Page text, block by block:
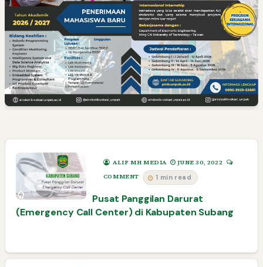
ALIF MH MEDIA
JUNE 30, 2022
COMMENT
1 min read
Pusat Panggilan Darurat
(Emergency Call Center) di Kabupaten Subang